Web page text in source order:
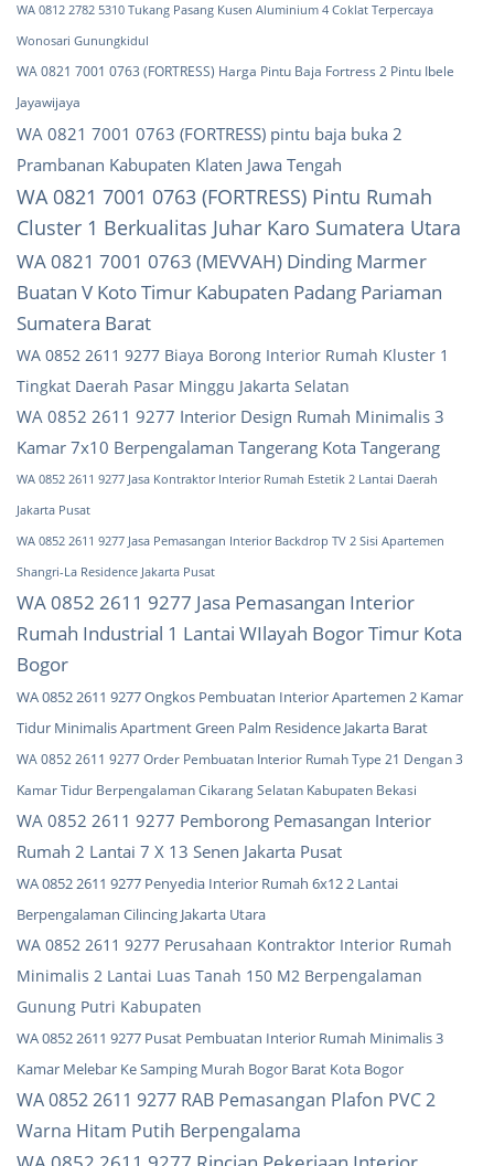
WA 0812 2782 5310 Tukang Pasang Kusen Aluminium 4 Coklat Terpercaya
Wonosari Gunungkidul
WA 0821 7001 0763 (FORTRESS) Harga Pintu Baja Fortress 2 Pintu Ibele
Jayawijaya
WA 0821 7001 0763 (FORTRESS) pintu baja buka 2
Prambanan Kabupaten Klaten Jawa Tengah
WA 0821 7001 0763 (FORTRESS) Pintu Rumah
Cluster 1 Berkualitas Juhar Karo Sumatera Utara
WA 0821 7001 0763 (MEVVAH) Dinding Marmer
Buatan V Koto Timur Kabupaten Padang Pariaman
Sumatera Barat
WA 0852 2611 9277 Biaya Borong Interior Rumah Kluster 1
Tingkat Daerah Pasar Minggu Jakarta Selatan
WA 0852 2611 9277 Interior Design Rumah Minimalis 3
Kamar 7x10 Berpengalaman Tangerang Kota Tangerang
WA 0852 2611 9277 Jasa Kontraktor Interior Rumah Estetik 2 Lantai Daerah
Jakarta Pusat
WA 0852 2611 9277 Jasa Pemasangan Interior Backdrop TV 2 Sisi Apartemen
Shangri-La Residence Jakarta Pusat
WA 0852 2611 9277 Jasa Pemasangan Interior
Rumah Industrial 1 Lantai WIlayah Bogor Timur Kota
Bogor
WA 0852 2611 9277 Ongkos Pembuatan Interior Apartemen 2 Kamar
Tidur Minimalis Apartment Green Palm Residence Jakarta Barat
WA 0852 2611 9277 Order Pembuatan Interior Rumah Type 21 Dengan 3
Kamar Tidur Berpengalaman Cikarang Selatan Kabupaten Bekasi
WA 0852 2611 9277 Pemborong Pemasangan Interior
Rumah 2 Lantai 7 X 13 Senen Jakarta Pusat
WA 0852 2611 9277 Penyedia Interior Rumah 6x12 2 Lantai
Berpengalaman Cilincing Jakarta Utara
WA 0852 2611 9277 Perusahaan Kontraktor Interior Rumah
Minimalis 2 Lantai Luas Tanah 150 M2 Berpengalaman
Gunung Putri Kabupaten
WA 0852 2611 9277 Pusat Pembuatan Interior Rumah Minimalis 3
Kamar Melebar Ke Samping Murah Bogor Barat Kota Bogor
WA 0852 2611 9277 RAB Pemasangan Plafon PVC 2
Warna Hitam Putih Berpengalama